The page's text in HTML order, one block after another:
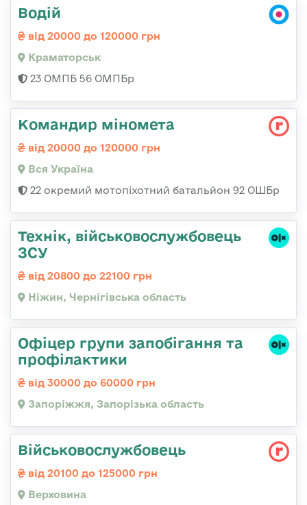
Водій
від 20000 до 120000 грн
Краматорськ
23 ОМПБ 56 ОМПБр
Командир міномета
від 20000 до 120000 грн
Вся Україна
22 окремий мотопіхотний батальйон 92 ОШБр
Технік, військовослужбовець
ЗСУ
від 20800 до 22100 грн
Ніжин, Чернігівська область
Офіцер групи запобігання та
профілактики
від 30000 до 60000 грн
Запоріжжя, Запорізька область
Військовослужбовець
від 20100 до 125000 грн
Верховина